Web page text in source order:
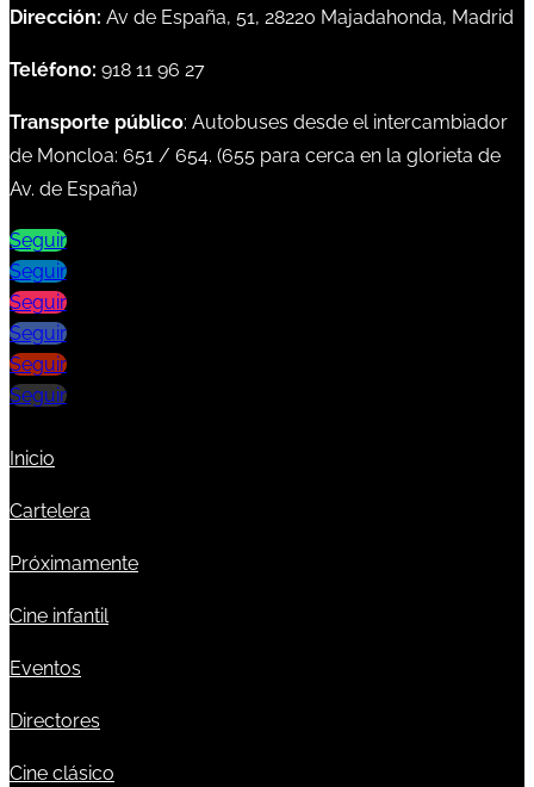
Dirección: Av de España, 51, 28220 Majadahonda, Madrid
Teléfono: 918 11 96 27
Transporte público: Autobuses desde el intercambiador
de Moncloa: 651 / 654. (655 para cerca en la glorieta de
Av. de España)
Seguir
Seguir
Seguir
Seguir
Seguir
Seguir
Inicio
Cartelera
Próximamente
Cine infantil
Eventos
Directores
Cine clásico